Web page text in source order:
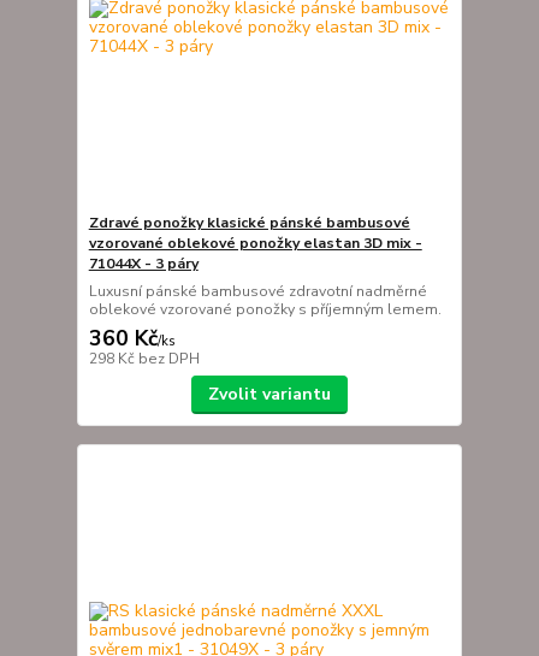
Zdravé ponožky klasické pánské bambusové
vzorované oblekové ponožky elastan 3D mix -
71044X - 3 páry
Luxusní pánské bambusové zdravotní nadměrné
oblekové vzorované ponožky s příjemným lemem.
360 Kč/ks
298 Kč bez DPH
Zvolit variantu